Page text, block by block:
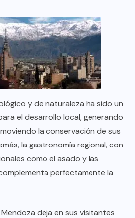
y de naturaleza ha sido un
el desarrollo local, generando
la conservación de sus
la gastronomía regional, con
como el asado y las
perfectamente la
deja en sus visitantes